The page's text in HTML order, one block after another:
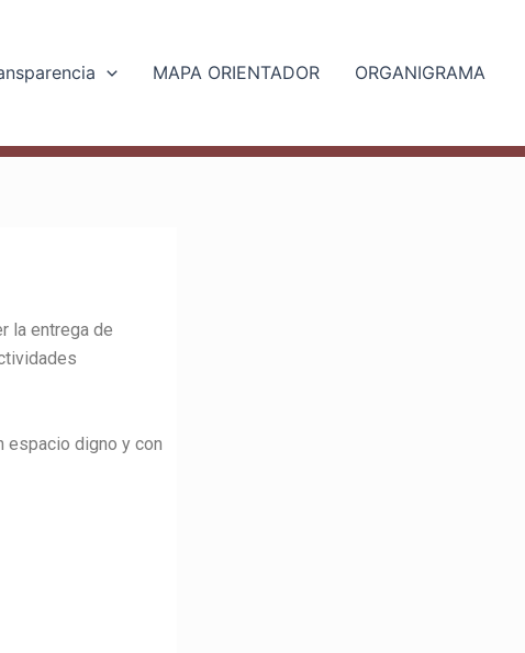
MAPA ORIENTADOR ORGANIGRAMA
la entrega de
espacio digno y con